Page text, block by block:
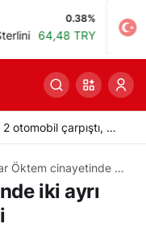
TRY
BIST
Bist
Zorlu, Türk Dünyası
Merkezi’ni Keçiören’de
Öktem cinayetinde iki
suç örgütü tespit edildi
iki ayrı
Paylaş